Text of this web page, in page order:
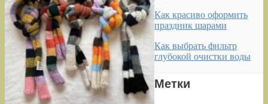
Как красиво оформить
праздник шарами
Как выбрать фильтр
глубокой очистки воды
Метки